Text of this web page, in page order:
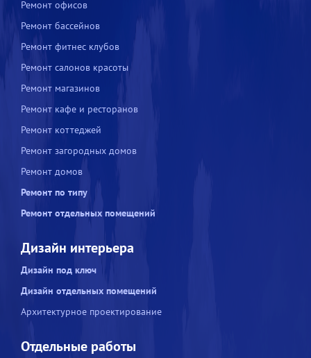
Ремонт офисов
Ремонт бассейнов
Ремонт фитнес клубов
Ремонт салонов красоты
Ремонт магазинов
Ремонт кафе и ресторанов
Ремонт коттеджей
Ремонт загородных домов
Ремонт домов
Ремонт по типу
Ремонт отдельных помещений
Дизайн интерьера
Дизайн под ключ
Дизайн отдельных помещений
Архитектурное проектирование
Отдельные работы